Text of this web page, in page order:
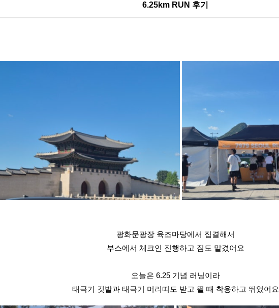
6.25km RUN 후기
광화문광장 육조마당에서 집결해서
부스에서 체크인 진행하고 짐도 맡겼어요
오늘은 6.25 기념 러닝이라
태극기 깃발과 태극기 머리띠도 받고 뛸 때 착용하고 뛰었어요